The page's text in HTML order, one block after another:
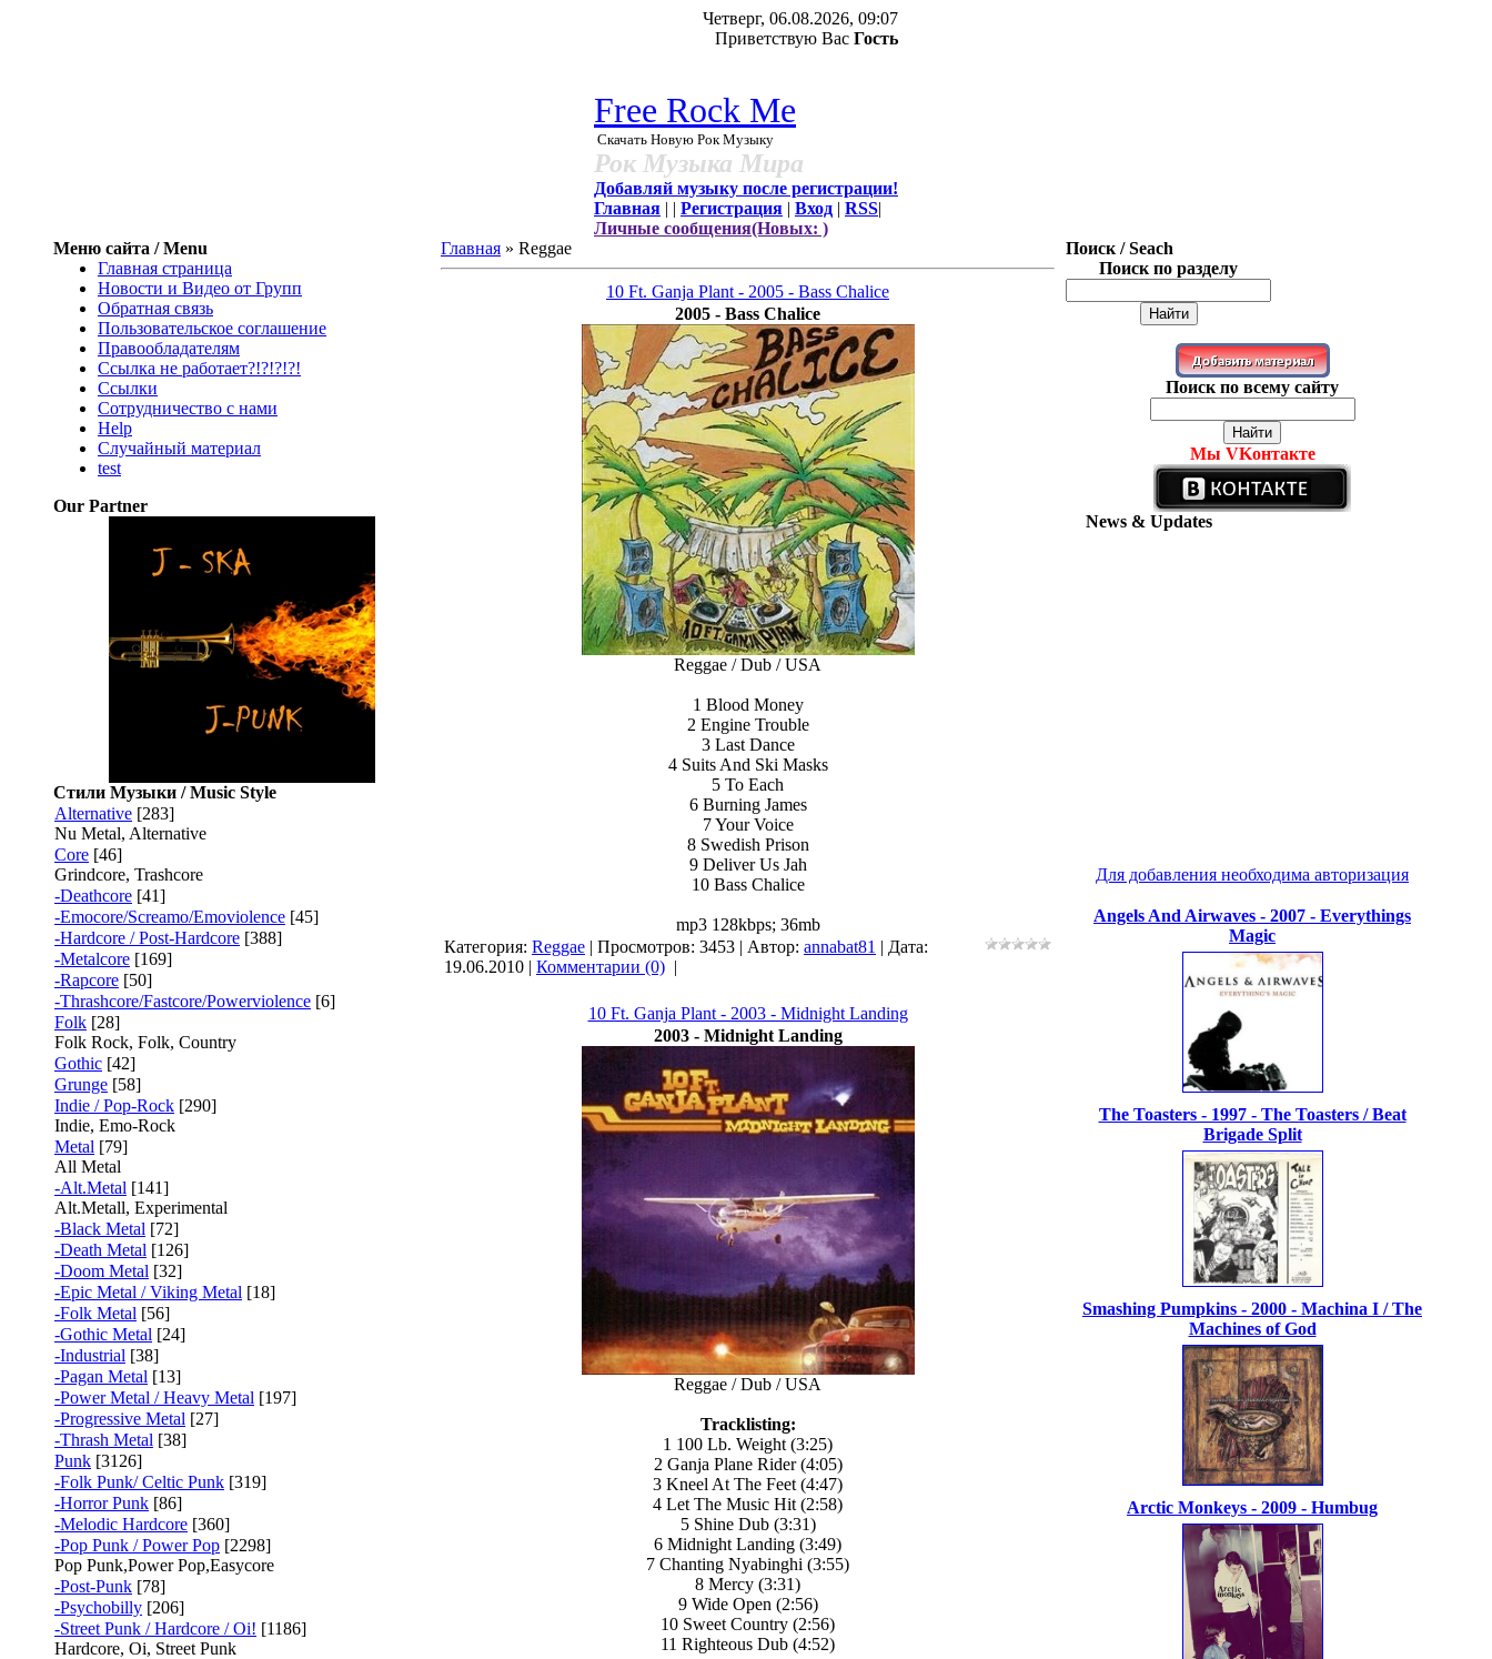
Четверг, 06.08.2026, 09:07
Приветствую Вас Гость
Free Rock Me
Скачать Новую Рок Музыку
Рок Музыка Мира
Добавляй музыку после регистрации!
Главная | | Регистрация | Вход | RSS|
Личные сообщения(Новых: )
Меню сайта / Menu
Главная страница
Новости и Видео от Групп
Обратная связь
Пользовательское соглашение
Правообладателям
Ссылка не работает?!?!?!?!
Ссылки
Сотрудничество с нами
Help
Cлучайный материал
test
Our Partner
Стили Музыки / Music Style
Alternative [283]
Nu Metal, Alternative
Core [46]
Grindcore, Trashcore
-Deathcore [41]
-Emocore/Screamo/Emoviolence [45]
-Hardcore / Post-Hardcore [388]
-Metalcore [169]
-Rapcore [50]
-Thrashcore/Fastcore/Powerviolence [6]
Folk [28]
Folk Rock, Folk, Country
Gothic [42]
Grunge [58]
Indie / Pop-Rock [290]
Indie, Emo-Rock
Metal [79]
All Metal
-Alt.Metal [141]
Alt.Metall, Experimental
-Black Metal [72]
-Death Metal [126]
-Doom Metal [32]
-Epic Metal / Viking Metal [18]
-Folk Metal [56]
-Gothic Metal [24]
-Industrial [38]
-Pagan Metal [13]
-Power Metal / Heavy Metal [197]
-Progressive Metal [27]
-Thrash Metal [38]
Punk [3126]
-Folk Punk/ Celtic Punk [319]
-Horror Punk [86]
-Melodic Hardcore [360]
-Pop Punk / Power Pop [2298]
Pop Punk,Power Pop,Easycore
-Post-Punk [78]
-Psychobilly [206]
-Street Punk / Hardcore / Oi! [1186]
Hardcore, Oi, Street Punk
Главная » Reggae
10 Ft. Ganja Plant - 2005 - Bass Chalice
2005 - Bass Chalice
Reggae / Dub / USA
1 Blood Money
2 Engine Trouble
3 Last Dance
4 Suits And Ski Masks
5 To Each
6 Burning James
7 Your Voice
8 Swedish Prison
9 Deliver Us Jah
10 Bass Chalice
mp3 128kbps; 36mb
Категория: Reggae | Просмотров: 3453 | Автор: annabat81 | Дата:
19.06.2010 | Комментарии (0) |
10 Ft. Ganja Plant - 2003 - Midnight Landing
2003 - Midnight Landing
Reggae / Dub / USA
Tracklisting:
1 100 Lb. Weight (3:25)
2 Ganja Plane Rider (4:05)
3 Kneel At The Feet (4:47)
4 Let The Music Hit (2:58)
5 Shine Dub (3:31)
6 Midnight Landing (3:49)
7 Chanting Nyabinghi (3:55)
8 Mercy (3:31)
9 Wide Open (2:56)
10 Sweet Country (2:56)
11 Righteous Dub (4:52)
Поиск / Seach
Поиск по разделу
Поиск по всему сайту
Мы VKонтакте
News & Updates
Для добавления необходима авторизация
Angels And Airwaves - 2007 - Everythings
Magic
The Toasters - 1997 - The Toasters / Beat
Brigade Split
Smashing Pumpkins - 2000 - Machina I / The
Machines of God
Arctic Monkeys - 2009 - Humbug